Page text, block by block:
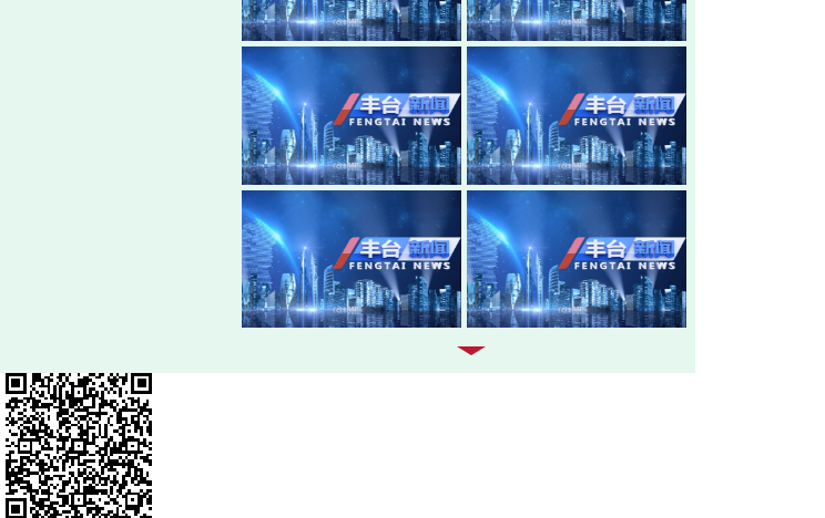
20260805-丰台新闻
20260803-丰台新闻
20260730-丰台新闻